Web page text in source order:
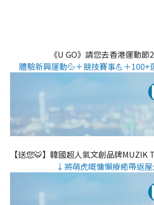
《U GO》請您去香港運動節
體驗新興運動💦＋競技賽事💪＋100+
【送您🐯】韓國超人氣文創品牌MUZIK
↓將萌虎嘅慵懶療癒帶返